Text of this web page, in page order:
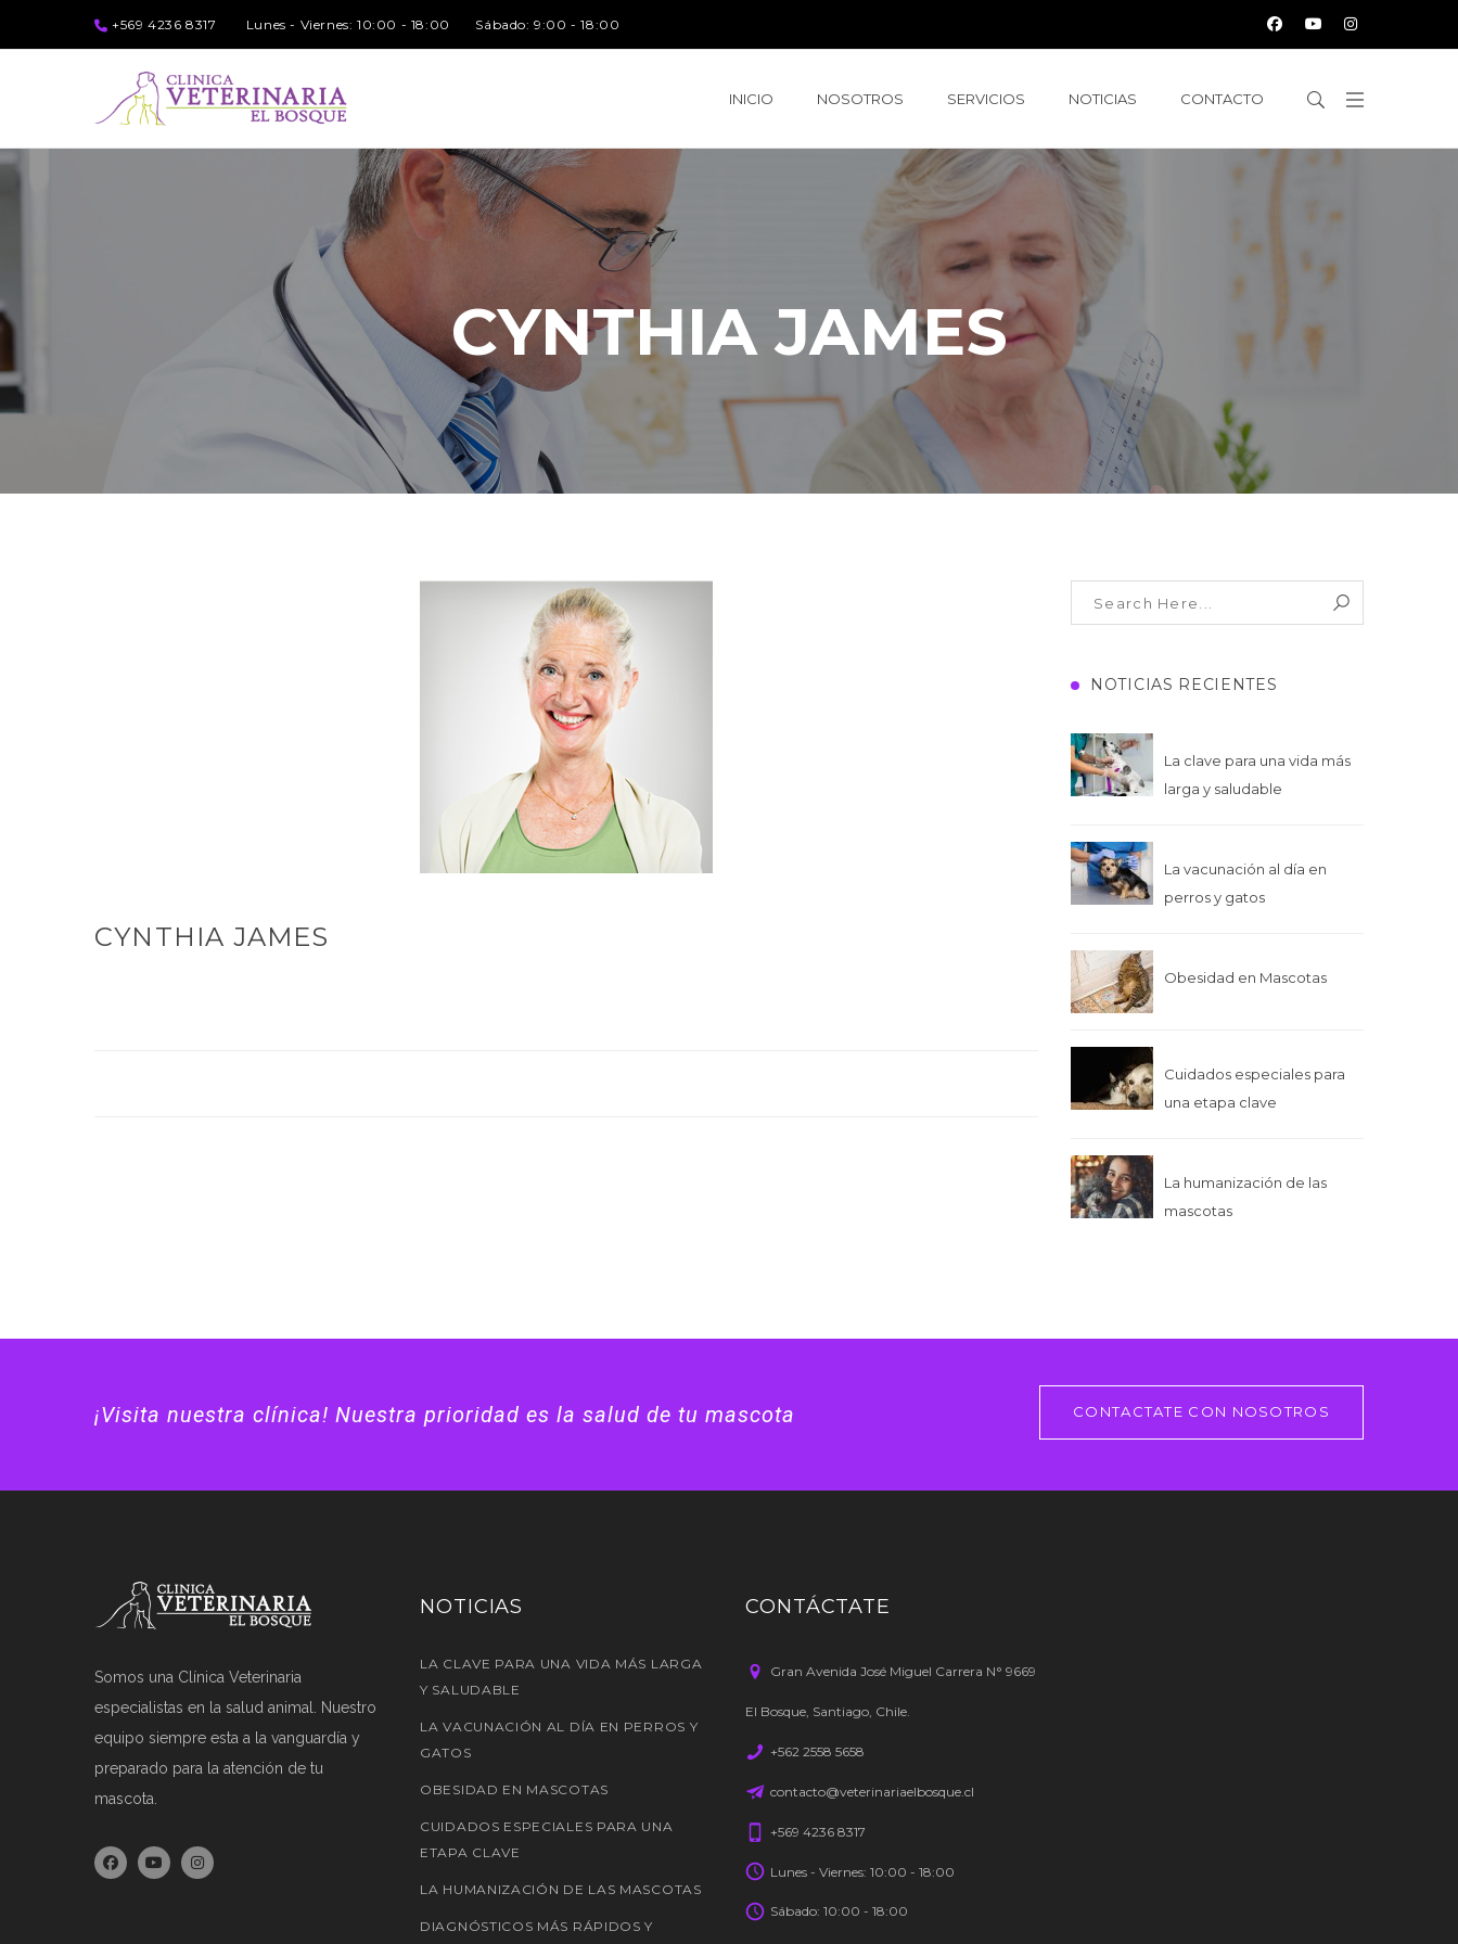
+569 4236 8317 Lunes - Viernes: 10:00 - 18:00 Sábado: 9:00 - 18:00
INICIO NOSOTROS SERVICIOS NOTICIAS CONTACTO
CYNTHIA JAMES
CYNTHIA JAMES
NOTICIAS RECIENTES
La clave para una vida más
larga y saludable
La vacunación al día en
perros y gatos
Obesidad en Mascotas
Cuidados especiales para
una etapa clave
La humanización de las
mascotas
¡Visita nuestra clínica! Nuestra prioridad es la salud de tu mascota CONTACTATE CON NOSOTROS
Somos una Clínica Veterinaria
especialistas en la salud animal. Nuestro
equipo siempre esta a la vanguardía y
preparado para la atención de tu
mascota.
NOTICIAS
LA CLAVE PARA UNA VIDA MÁS LARGA
Y SALUDABLE
LA VACUNACIÓN AL DÍA EN PERROS Y
GATOS
OBESIDAD EN MASCOTAS
CUIDADOS ESPECIALES PARA UNA
ETAPA CLAVE
LA HUMANIZACIÓN DE LAS MASCOTAS
DIAGNÓSTICOS MÁS RÁPIDOS Y
CONTÁCTATE
Gran Avenida José Miguel Carrera N° 9669
El Bosque, Santiago, Chile.
+562 2558 5658
contacto@veterinariaelbosque.cl
+569 4236 8317
Lunes - Viernes: 10:00 - 18:00
Sábado: 10:00 - 18:00